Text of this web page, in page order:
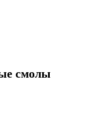
смолы